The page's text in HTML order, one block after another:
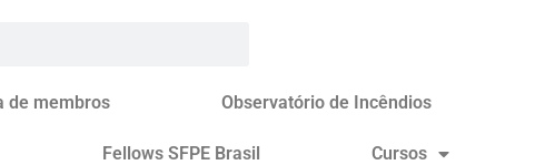
de membros Observatório de Incêndios
Fellows SFPE Brasil Cursos